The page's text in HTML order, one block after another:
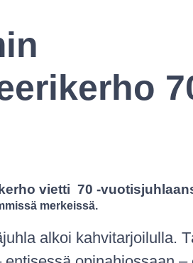
vietti 70 -
merkeissä.
alkoi kahvitarjoilulla.